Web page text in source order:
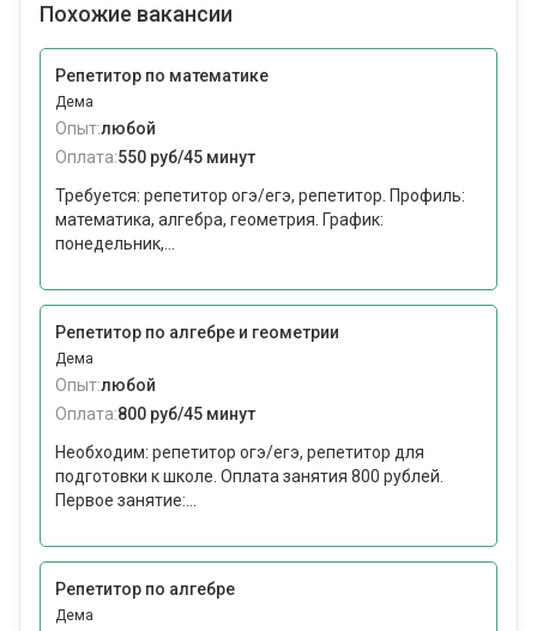
Похожие вакансии
Репетитор по математике
Дема
Опыт:любой
Оплата:550 руб/45 минут
Требуется: репетитор огэ/егэ, репетитор. Профиль:
математика, алгебра, геометрия. График:
понедельник,...
Репетитор по алгебре и геометрии
Дема
Опыт:любой
Оплата:800 руб/45 минут
Необходим: репетитор огэ/егэ, репетитор для
подготовки к школе. Оплата занятия 800 рублей.
Первое занятие:...
Репетитор по алгебре
Дема